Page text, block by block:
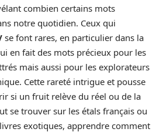
combien certains mots
notre quotidien. Ceux qui
se font rares, en particulier dans la
en fait des mots précieux pour les
mais aussi pour les explorateurs
Cette rareté intrigue et pousse
si un fruit relève du réel ou de la
se trouver sur les étals français ou
exotiques, apprendre comment